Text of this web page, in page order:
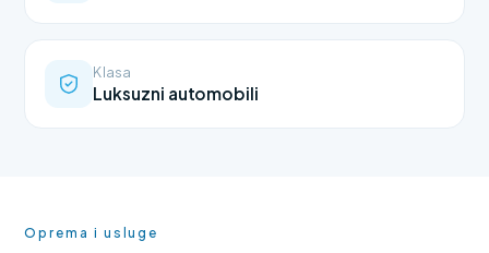
Klasa
Luksuzni automobili
Oprema i usluge